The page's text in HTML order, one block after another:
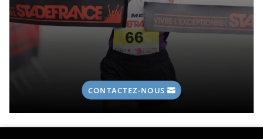
CONTACTEZ-NOUS